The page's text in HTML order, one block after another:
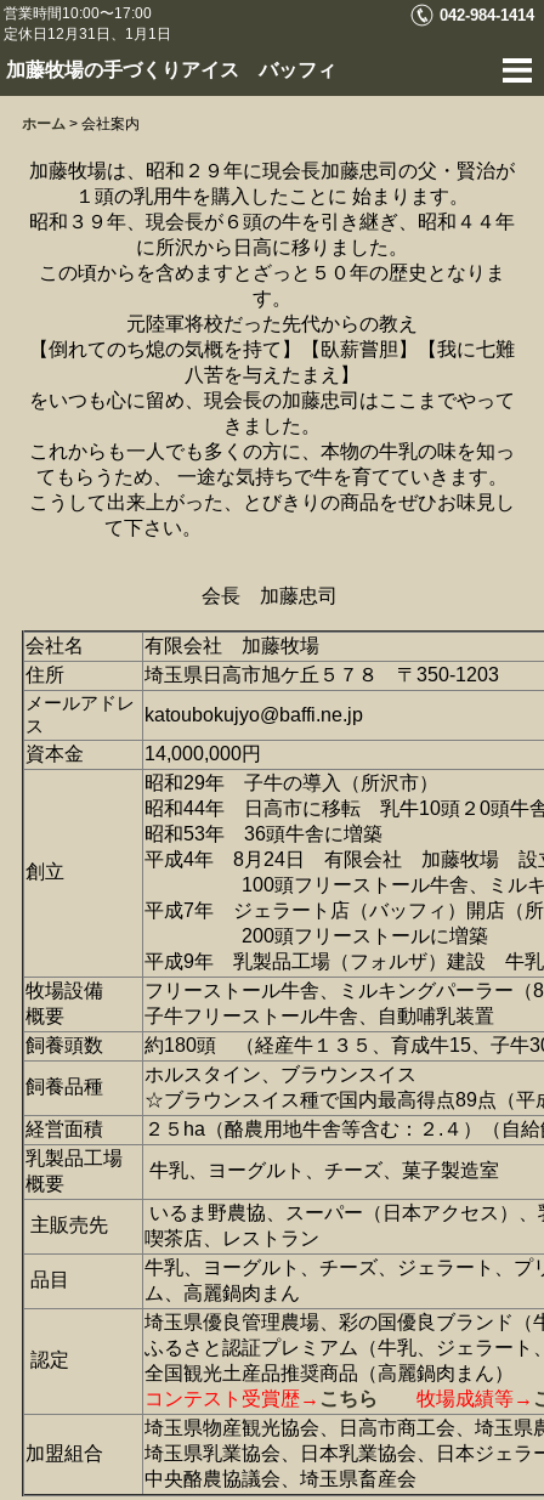
営業時間10:00〜17:00
定休日12月31日、1月1日
042-984-1414
加藤牧場の手づくりアイス バッフィ
ホーム > 会社案内
加藤牧場は、昭和２９年に現会長加藤忠司の父・賢治が
１頭の乳用牛を購入したことに 始まります。
昭和３９年、現会長が６頭の牛を引き継ぎ、昭和４４年
に所沢から日高に移りました。
この頃からを含めますとざっと５０年の歴史となりま
す。
元陸軍将校だった先代からの教え
【倒れてのち熄の気概を持て】【臥薪嘗胆】【我に七難
八苦を与えたまえ】
をいつも心に留め、現会長の加藤忠司はここまでやって
きました。
これからも一人でも多くの方に、本物の牛乳の味を知っ
てもらうため、 一途な気持ちで牛を育てていきます。
こうして出来上がった、とびきりの商品をぜひお味見し
て下さい。
会長 加藤忠司
会社名
有限会社 加藤牧場
住所
埼玉県日高市旭ケ丘５７８ 〒350-1203
メールアドレ
ス
katoubokujyo@baffi.ne.jp
資本金
14,000,000円
創立
昭和29年 子牛の導入（所沢市）
昭和44年 日高市に移転 乳牛10頭２0頭牛
昭和53年 36頭牛舎に増築
平成4年 8月24日 有限会社 加藤牧場 設
100頭フリーストール牛舎、ミルキ
平成7年 ジェラート店（バッフィ）開店（
200頭フリーストールに増築
平成9年 乳製品工場（フォルザ）建設 牛乳
牧場設備
概要
フリーストール牛舎、ミルキングパーラー（
子牛フリーストール牛舎、自動哺乳装置
飼養頭数
約180頭 （経産牛１３５、育成牛15、子牛
飼養品種
ホルスタイン、ブラウンスイス
☆ブラウンスイス種で国内最高得点89点（平
経営面積
２５ha（酪農用地牛舎等含む：２.４）（自
乳製品工場
概要
牛乳、ヨーグルト、チーズ、菓子製造室
主販売先
いるま野農協、スーパー（日本アクセス）
喫茶店、レストラン
品目
牛乳、ヨーグルト、チーズ、ジェラート、プ
ム、高麗鍋肉まん
認定
埼玉県優良管理農場、彩の国優良ブランド（
ふるさと認証プレミアム（牛乳、ジェラート
全国観光土産品推奨商品（高麗鍋肉まん）
コンテスト受賞歴→ こちら 牧場成績等→
加盟組合
埼玉県物産観光協会、日高市商工会、埼玉県
埼玉県乳業協会、日本乳業協会、日本ジェラ
中央酪農協議会、埼玉県畜産会